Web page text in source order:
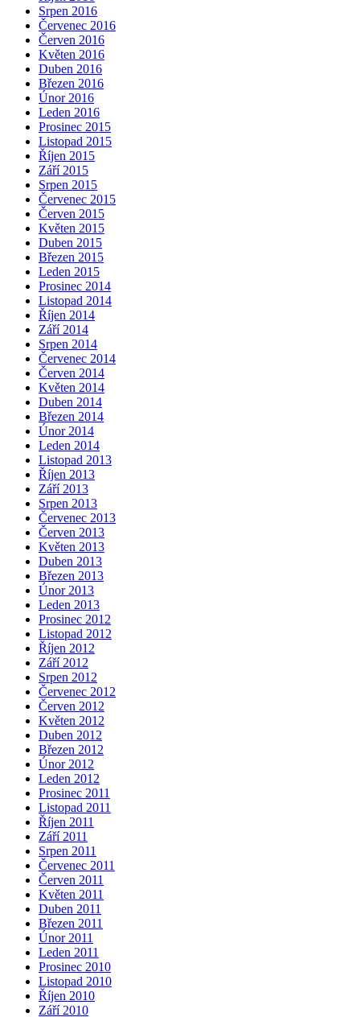
Srpen 2016
Červenec 2016
Červen 2016
Květen 2016
Duben 2016
Březen 2016
Únor 2016
Leden 2016
Prosinec 2015
Listopad 2015
Říjen 2015
Září 2015
Srpen 2015
Červenec 2015
Červen 2015
Květen 2015
Duben 2015
Březen 2015
Leden 2015
Prosinec 2014
Listopad 2014
Říjen 2014
Září 2014
Srpen 2014
Červenec 2014
Červen 2014
Květen 2014
Duben 2014
Březen 2014
Únor 2014
Leden 2014
Listopad 2013
Říjen 2013
Září 2013
Srpen 2013
Červenec 2013
Červen 2013
Květen 2013
Duben 2013
Březen 2013
Únor 2013
Leden 2013
Prosinec 2012
Listopad 2012
Říjen 2012
Září 2012
Srpen 2012
Červenec 2012
Červen 2012
Květen 2012
Duben 2012
Březen 2012
Únor 2012
Leden 2012
Prosinec 2011
Listopad 2011
Říjen 2011
Září 2011
Srpen 2011
Červenec 2011
Červen 2011
Květen 2011
Duben 2011
Březen 2011
Únor 2011
Leden 2011
Prosinec 2010
Listopad 2010
Říjen 2010
Září 2010